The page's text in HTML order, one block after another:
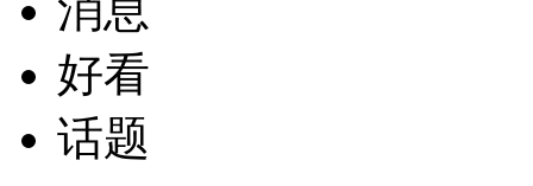
好看
话题